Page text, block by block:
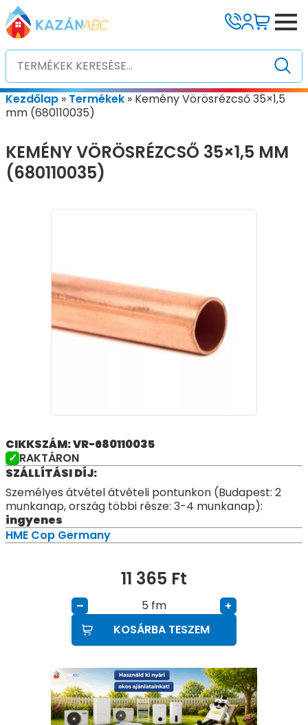
Kezdőlap » Termékek » Kemény Vörösrézcső 35×1,5
mm (680110035)
KEMÉNY VÖRÖSRÉZCSŐ 35×1,5 MM
(680110035)
CIKKSZÁM: VR-680110035
RAKTÁRON
SZÁLLÍTÁSI DÍJ:
Személyes átvétel átvételi pontunkon (Budapest: 2
munkanap, ország többi része: 3-4 munkanap):
ingyenes
HME Cop Germany
11 365 Ft
– fm
+
KOSÁRBA TESZEM